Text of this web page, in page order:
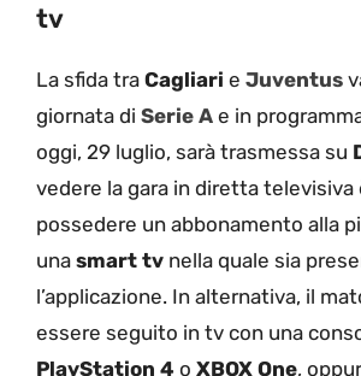
tv
La sfida tra Cagliari e Juventus
giornata di Serie A e in
oggi, 29 luglio, sarà trasmessa su
vedere la gara in diretta televisiva
possedere un abbonamento alla
una smart tv nella quale sia
l’applicazione. In alternativa, il
essere seguito in tv con una
PlayStation 4 o XBOX One,